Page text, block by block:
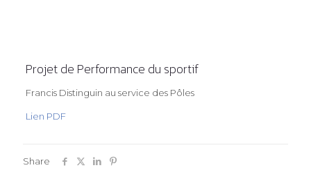
Projet de Performance du sportif
Francis Distinguin au service des Pôles
Lien PDF
Share